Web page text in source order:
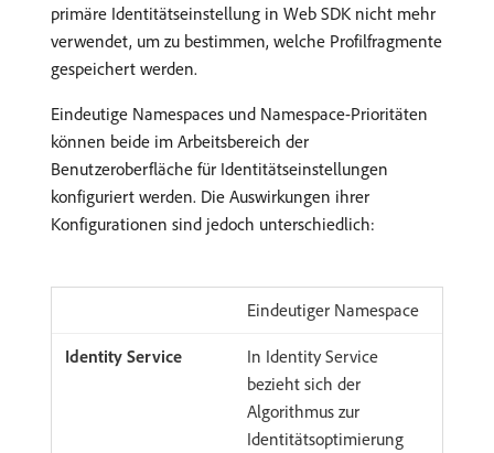
primäre Identitätseinstellung in Web SDK nicht mehr
verwendet, um zu bestimmen, welche Profilfragmente
gespeichert werden.
Eindeutige Namespaces und Namespace-Prioritäten
können beide im Arbeitsbereich der
Benutzeroberfläche für Identitätseinstellungen
konfiguriert werden. Die Auswirkungen ihrer
Konfigurationen sind jedoch unterschiedlich:
Eindeutiger Namespace
In Identity Service
bezieht sich der
Algorithmus zur
Identitätsoptimierung